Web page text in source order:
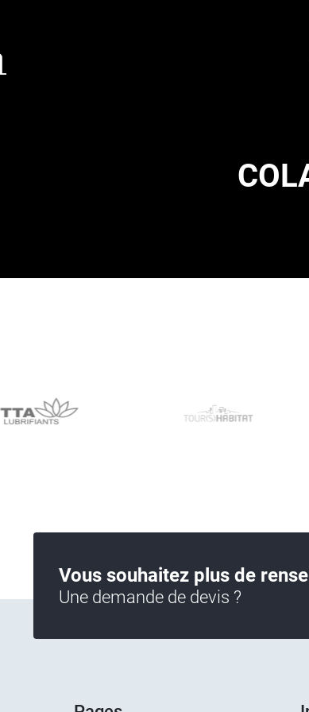
Vous souhaitez plus de
Une demande de devis ?